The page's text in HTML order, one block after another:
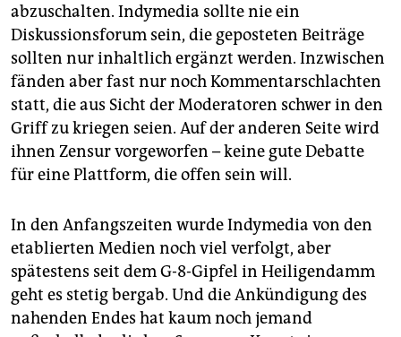
abzuschalten. Indymedia sollte nie ein
Diskussionsforum sein, die geposteten Beiträge
sollten nur inhaltlich ergänzt werden. Inzwischen
fänden aber fast nur noch Kommentarschlachten
statt, die aus Sicht der Moderatoren schwer in den
Griff zu kriegen seien. Auf der anderen Seite wird
ihnen Zensur vorgeworfen – keine gute Debatte
für eine Plattform, die offen sein will.
In den Anfangszeiten wurde Indymedia von den
etablierten Medien noch viel verfolgt, aber
spätestens seit dem G-8-Gipfel in Heiligendamm
geht es stetig bergab. Und die Ankündigung des
nahenden Endes hat kaum noch jemand